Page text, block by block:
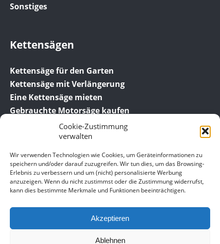
Cookie-Zustimmung
verwalten
Wir verwenden Technologien wie Cookies, um Geräteinformationen zu
speichern und/oder darauf zuzugreifen. Wir tun dies, um das Browsing-
Erlebnis zu verbessern und um (nicht) personalisierte Werbung
anzuzeigen. Wenn du nicht zustimmst oder die Zustimmung widerrufst,
kann dies bestimmte Merkmale und Funktionen beeinträchtigen.
Akzeptieren
Ablehnen
Sonstiges
Kettensägen
Kettensäge für den Garten
Kettensäge mit Verlängerung
Eine Kettensäge mieten
Gebrauchte Motorsäge kaufen
© 2016-2026 SägeBob.de der Ratgeber für die